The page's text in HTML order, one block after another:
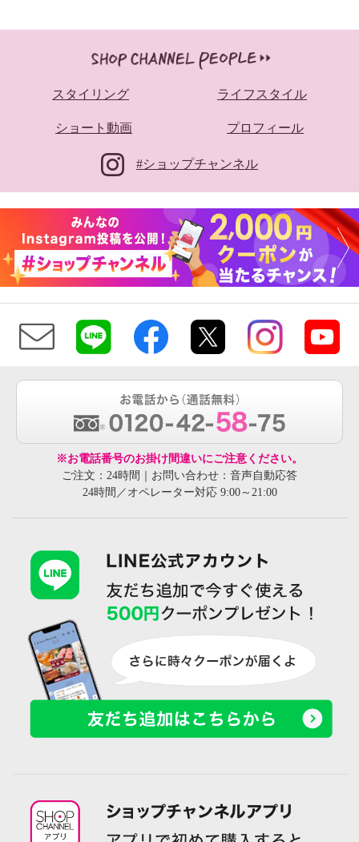
スタイリング ライフスタイル
ショート動画 プロフィール
#ショップチャンネル
※お電話番号のお掛け間違いにご注意ください。
ご注文：24時間｜お問い合わせ：音声自動応答
24時間／オペレーター対応 9:00～21:00